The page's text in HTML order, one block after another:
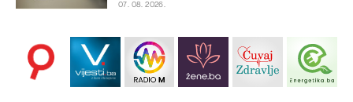
07. 08. 2026.